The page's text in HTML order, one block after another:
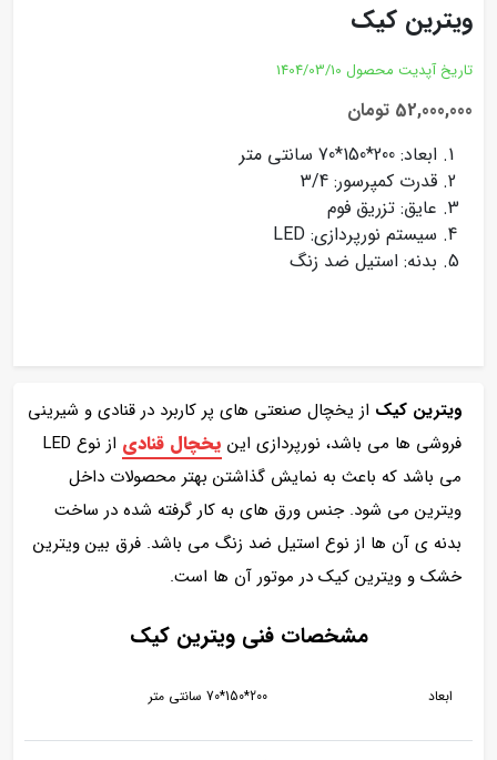
ویترین کیک
تاریخ آپدیت محصول 1404/03/10
52,000,000 تومان
ابعاد: 200*150*70 سانتی متر
قدرت کمپرسور: 3/4
عایق: تزریق فوم
سیستم نورپردازی: LED
بدنه: استیل ضد زنگ
ویترین کیک از یخچال صنعتی های پر کاربرد در قنادی و شیرینی
فروشی ها می باشد، نورپردازی این یخچال قنادی
از نوع LED
می باشد که باعث به نمایش گذاشتن بهتر محصولات داخل
ویترین می شود. جنس ورق های به کار گرفته شده در ساخت
بدنه ی آن ها از نوع استیل ضد زنگ می باشد. فرق بین ویترین
خشک و ویترین کیک در موتور آن ها است.
مشخصات فنی ویترین کیک
ابعاد 200*150*70 سانتی متر